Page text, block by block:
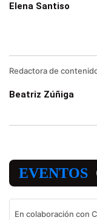
Elena Santiso
Redactora de
Beatriz Zúñiga
EVENTOS
En colaboración con